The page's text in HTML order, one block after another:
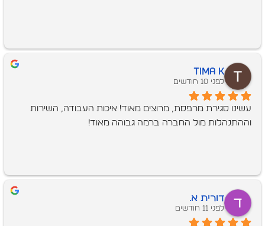
Tima K
לפני 10 חודשים
עשינו סגירת מרפסת, מרוצים מאוד! איכות העבודה, השירות
וההתנהלות מול החברה ברמה גבוהה מאוד!
דורית א.
לפני 11 חודשים